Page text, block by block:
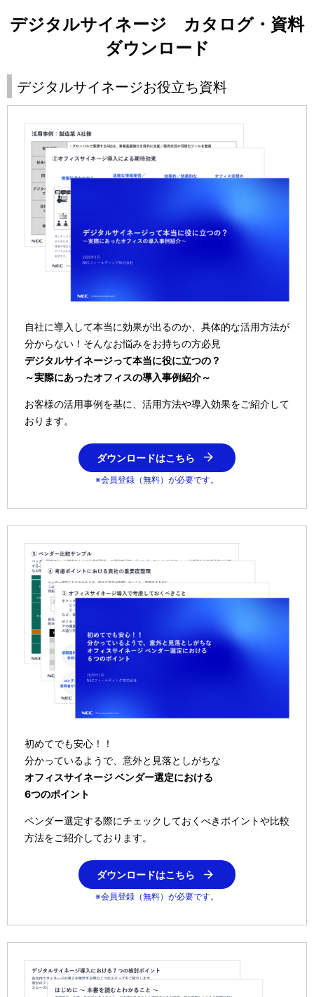
デジタルサイネージ カタログ・資料
ダウンロード
デジタルサイネージお役立ち資料
自社に導入して本当に効果が出るのか、具体的な活用方法が
分からない！そんなお悩みをお持ちの方必見
デジタルサイネージって本当に役に立つの？
～実際にあったオフィスの導入事例紹介～
お客様の活用事例を基に、活用方法や導入効果をご紹介して
おります。
ダウンロードはこちら
※会員登録（無料）が必要です。
初めてでも安心！！
分かっているようで、意外と見落としがちな
オフィスサイネージ ベンダー選定における
6つのポイント
ベンダー選定する際にチェックしておくべきポイントや比較
方法をご紹介しております。
ダウンロードはこちら
※会員登録（無料）が必要です。